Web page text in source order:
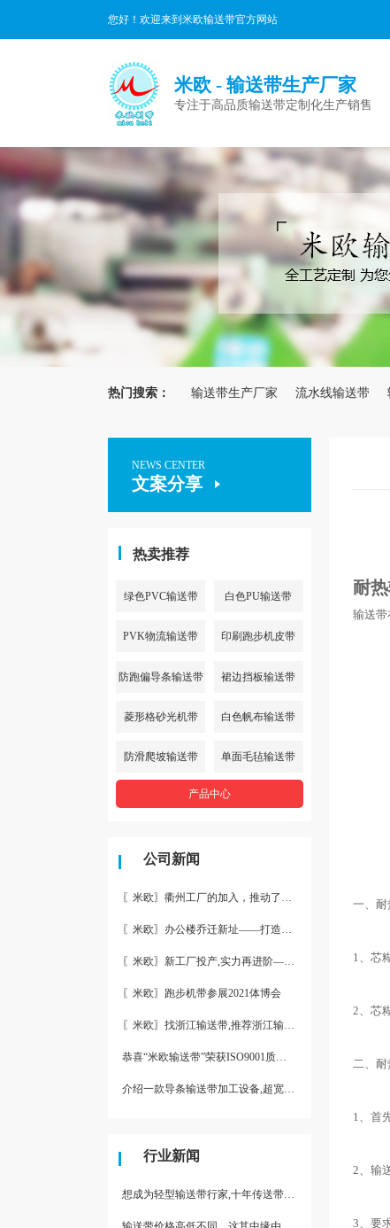
您好！欢迎来到米欧输送带官方网站
米欧 - 输送带生产厂家
专注于高品质输送带定制化生产销售
热门搜索： 输送带生产厂家 流水线输送带
NEWS CENTER
文案分享
热卖推荐
绿色PVC输送带 白色PU输送带
PVK物流输送带 印刷跑步机皮带
防跑偏导条输送带 裙边挡板输送带
菱形格砂光机带 白色帆布输送带
防滑爬坡输送带 单面毛毡输送带
产品中心
公司新闻
〖米欧〗衢州工厂的加入，推动了产能更节约了成本。
〖米欧〗办公楼乔迁新址——打造新起点 再著新篇章
〖米欧〗新工厂投产,实力再进阶—米欧带业衢州工厂投产并平稳运
〖米欧〗跑步机带参展2021体博会
〖米欧〗找浙江输送带,推荐浙江输送带生产厂家“米欧”
恭喜“米欧输送带”荣获ISO9001质量体系认证
介绍一款导条输送带加工设备,超宽输送带利器
行业新闻
想成为轻型输送带行家,十年传送带师傅教你三招
耐
输送带
一、耐
1、芯
2、芯
二、耐
1、首
2、输
3、要